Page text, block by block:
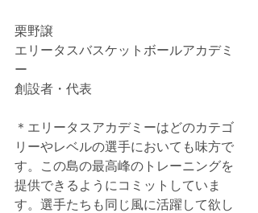
栗野譲
エリータスバスケットボールアカデミ
ー
創設者・代表
＊エリータスアカデミーはどのカテゴ
リーやレベルの選手においても味方で
す。この島の最高峰のトレーニングを
提供できるようにコミットしていま
す。選手たちも同じ風に活躍して欲し